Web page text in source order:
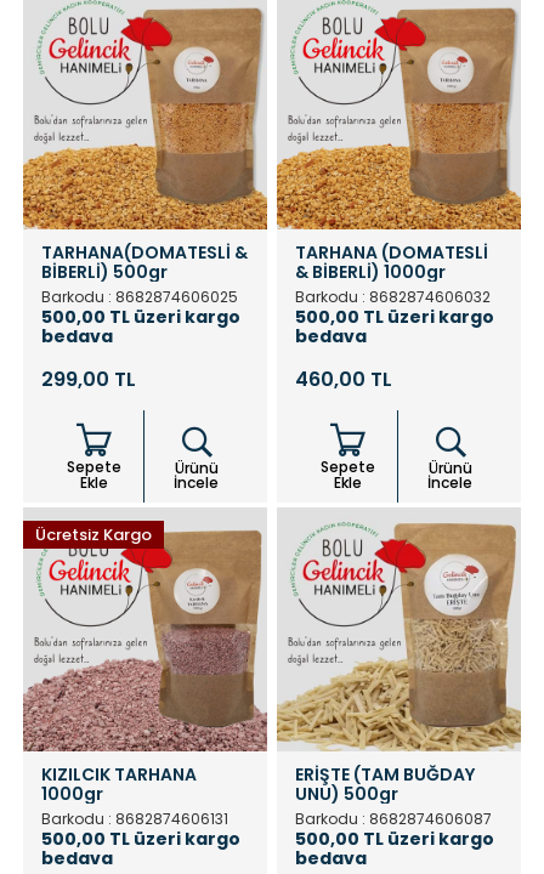
TARHANA(DOMATESLİ &
BİBERLİ) 500gr
Barkodu : 8682874606025
500,00 TL üzeri kargo
bedava
299,00 TL
Sepete
Ekle
Ürünü
İncele
TARHANA (DOMATESLİ
& BİBERLİ) 1000gr
Barkodu : 8682874606032
500,00 TL üzeri kargo
bedava
460,00 TL
Sepete
Ekle
Ürünü
İncele
Ücretsiz Kargo
KIZILCIK TARHANA
1000gr
Barkodu : 8682874606131
500,00 TL üzeri kargo
bedava
ERİŞTE (TAM BUĞDAY
UNU) 500gr
Barkodu : 8682874606087
500,00 TL üzeri kargo
bedava